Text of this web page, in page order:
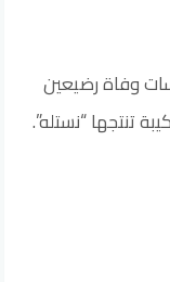
وفاة رضيعين
تنتجها “نستله”.